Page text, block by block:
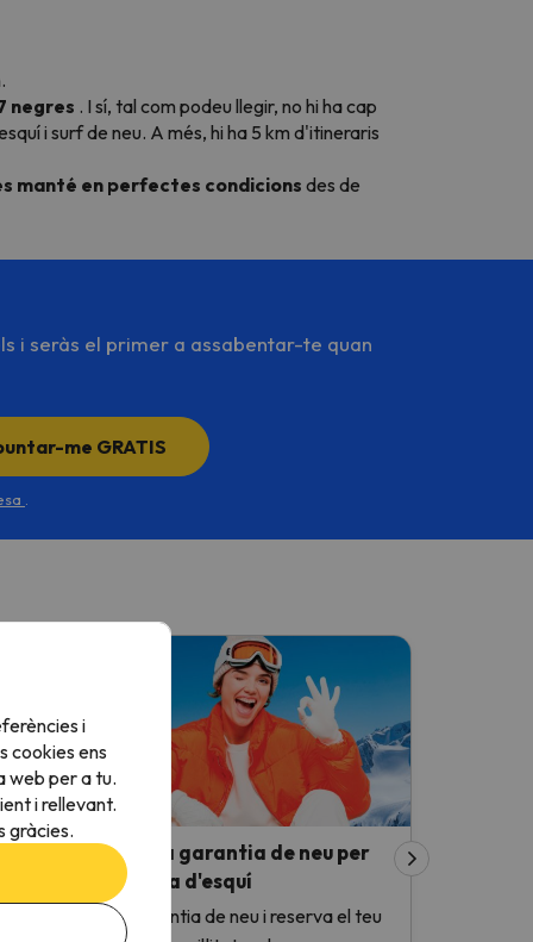
negres . I sí, tal com podeu llegir, no hi ha cap
i surfde neu. A més, hi ha 5 km d'itineraris
manté en perfectes condicions des de
i seràs el primer a assabentar-te quan
me GRATIS
la nostra garantia de neu per
temporada d'esquí
la nostra garantia de neu i reserva el teu
i
cookies ens
web per a tu.
i rellevant.
gràcies.